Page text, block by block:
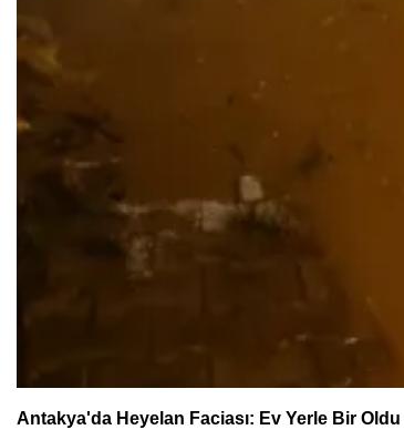
Antakya'da Heyelan Faciası: Ev Yerle Bir Oldu